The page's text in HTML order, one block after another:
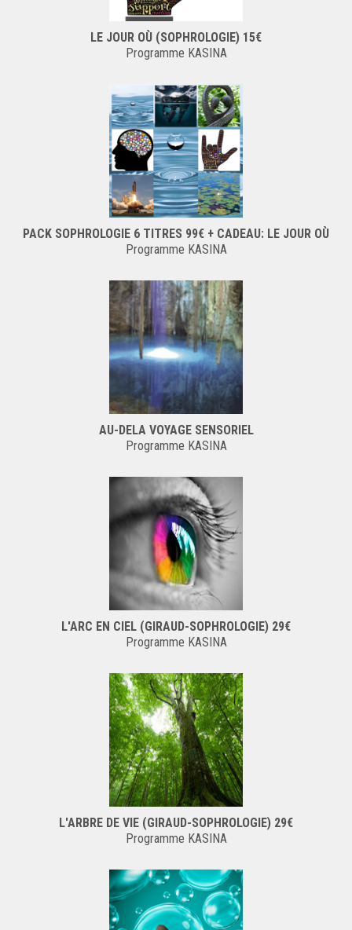
LE JOUR OÙ (SOPHROLOGIE) 15€
Programme KASINA
PACK SOPHROLOGIE 6 TITRES 99€ + CADEAU: LE JOUR OÙ
Programme KASINA
AU-DELA VOYAGE SENSORIEL
Programme KASINA
L'ARC EN CIEL (GIRAUD-SOPHROLOGIE) 29€
Programme KASINA
L'ARBRE DE VIE (GIRAUD-SOPHROLOGIE) 29€
Programme KASINA